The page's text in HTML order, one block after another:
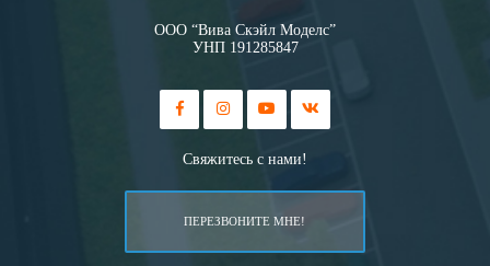
ООО “Вива Скэйл Моделс”
УНП 191285847
Свяжитесь с нами!
ПЕРЕЗВОНИТЕ МНЕ!